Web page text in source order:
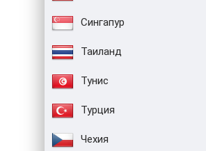
Сингапур
Таиланд
Тунис
Турция
Чехия